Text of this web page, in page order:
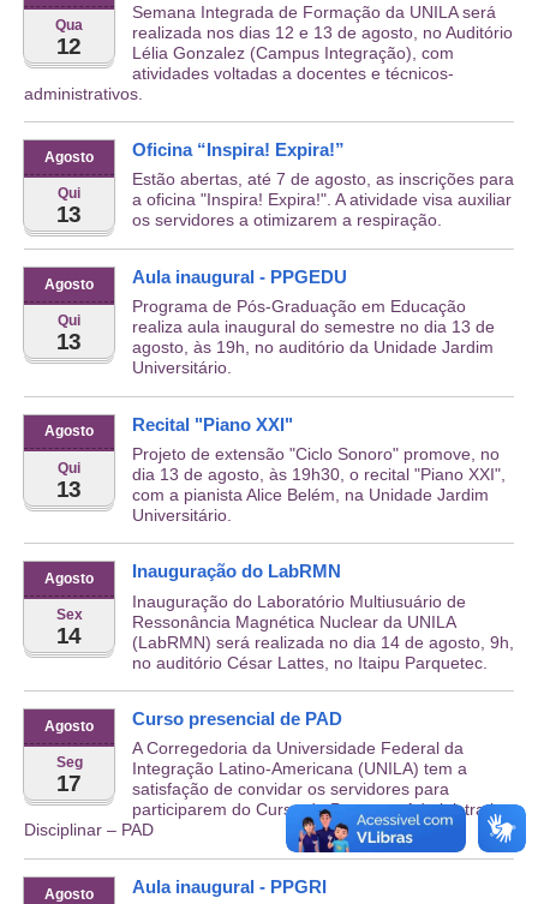
Qua
12
Semana Integrada de Formação da UNILA será
realizada nos dias 12 e 13 de agosto, no Auditório
Lélia Gonzalez (Campus Integração), com
atividades voltadas a docentes e técnicos-
administrativos.
Qui
Agosto
13
Oficina “Inspira! Expira!”
Estão abertas, até 7 de agosto, as inscrições para
a oficina "Inspira! Expira!". A atividade visa auxiliar
os servidores a otimizarem a respiração.
Qui
Agosto
13
Aula inaugural - PPGEDU
Programa de Pós-Graduação em Educação
realiza aula inaugural do semestre no dia 13 de
agosto, às 19h, no auditório da Unidade Jardim
Universitário.
Qui
Agosto
13
Recital "Piano XXI"
Projeto de extensão "Ciclo Sonoro" promove, no
dia 13 de agosto, às 19h30, o recital "Piano XXI",
com a pianista Alice Belém, na Unidade Jardim
Universitário.
Sex
Agosto
14
Inauguração do LabRMN
Inauguração do Laboratório Multiusuário de
Ressonância Magnética Nuclear da UNILA
(LabRMN) será realizada no dia 14 de agosto, 9h,
no auditório César Lattes, no Itaipu Parquetec.
Seg
Agosto
17
Curso presencial de PAD
A Corregedoria da Universidade Federal da
Integração Latino-Americana (UNILA) tem a
satisfação de convidar os servidores para
participarem do Curso de Processo Administrativo
Disciplinar – PAD
Agosto
Aula inaugural - PPGRI